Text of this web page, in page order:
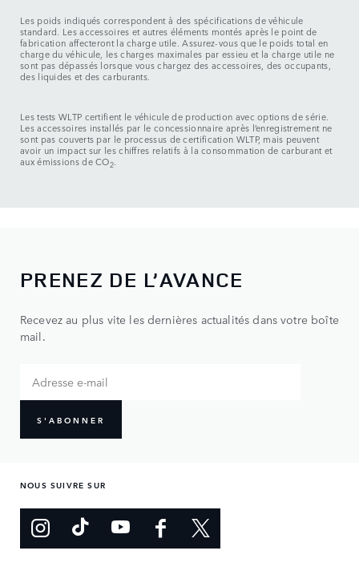
Les poids indiqués correspondent à des spécifications de véhicule
standard. Les accessoires et autres éléments montés après le point de
fabrication affecteront la charge utile. Assurez-vous que le poids total en
charge du véhicule, les charges maximales par essieu et la charge utile ne
sont pas dépassés lorsque vous chargez des accessoires, des occupants,
des liquides et des carburants.
Les tests WLTP certifient le véhicule de production avec options de série.
Les accessoires installés par le concessionnaire après l’enregistrement ne
sont pas couverts par le processus de certification WLTP, mais peuvent
avoir un impact sur les chiffres relatifs à la consommation de carburant et
aux émissions de CO2.
PRENEZ DE L’AVANCE
Recevez au plus vite les dernières actualités dans votre boîte
mail.
S'ABONNER
NOUS SUIVRE SUR